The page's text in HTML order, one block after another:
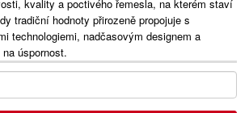
kvality a poctivého řemesla, na kterém staví
tradiční hodnoty přirozeně propojuje s
technologiemi, nadčasovým designem a
úspornost.